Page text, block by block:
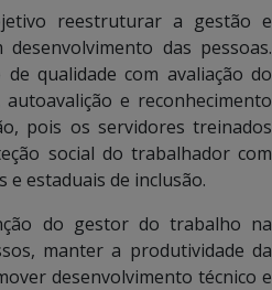
reestruturar a gestão e
das pessoas.
qualidade com avaliação do
e reconhecimento
pois os servidores treinados
social do trabalhador com
e estaduais de inclusão.
do gestor do trabalho na
manter a produtividade da
desenvolvimento técnico e